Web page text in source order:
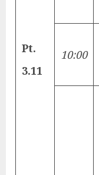
Pt.
3.11
10:00